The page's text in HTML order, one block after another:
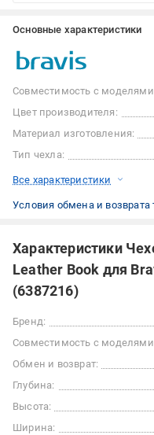
Основные характеристики
Совместимость с
Цвет производителя:
Материал изготовления:
Тип чехла:
Все характеристики
Условия обмена и возврата
Характеристики
Leather Book для
(6387216)
Бренд:
Совместимость с
Обмен и возврат:
Глубина:
Высота:
Ширина: